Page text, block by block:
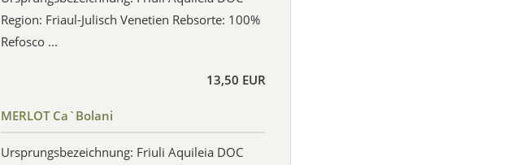
Region: Friaul-Julisch Venetien Rebsorte: 100%
Refosco ...
13,50 EUR
MERLOT Ca`Bolani
Ursprungsbezeichnung: Friuli Aquileia DOC